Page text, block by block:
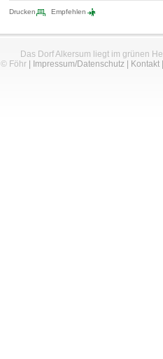
Drucken Empfehlen
Das Dorf Alkersum liegt im grünen
© Föhr| Impressum/Datenschutz| Kontakt